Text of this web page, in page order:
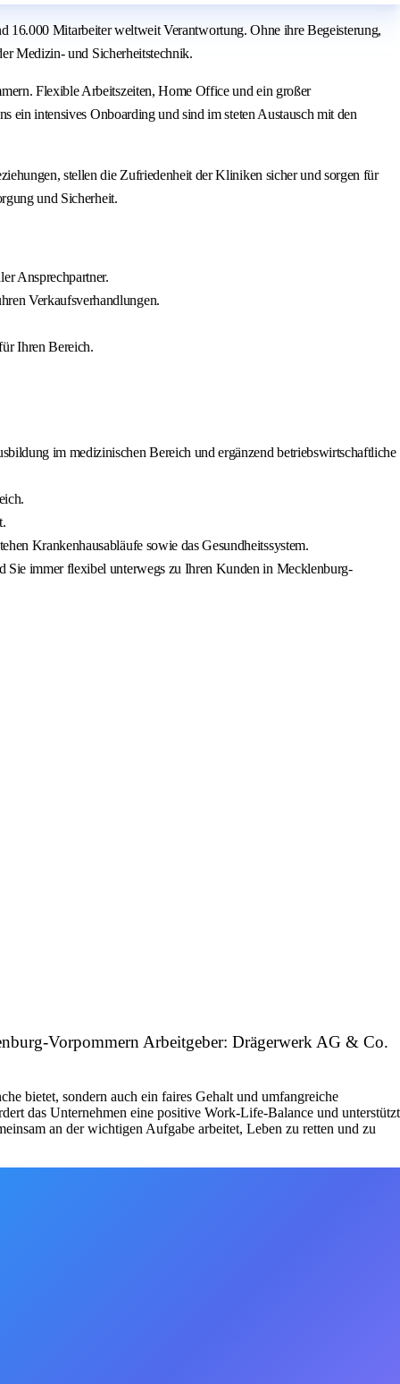
16.000 Mitarbeiter weltweit Verantwortung. Ohne ihre Begeisterung,
Medizin- und Sicherheitstechnik.
Flexible Arbeitszeiten, Home Office und ein großer
ein intensives Onboarding und sind im steten Austausch mit den
stellen die Zufriedenheit der Kliniken sicher und sorgen für
und Sicherheit.
Ansprechpartner.
Verkaufsverhandlungen.
Ihren Bereich.
im medizinischen Bereich und ergänzend betriebswirtschaftliche
Krankenhausabläufe sowie das Gesundheitssystem.
Sie immer flexibel unterwegs zu Ihren Kunden in Mecklenburg-
Vorpommern Arbeitgeber: Drägerwerk AG & Co.
bietet, sondern auch ein faires Gehalt und umfangreiche
das Unternehmen eine positive Work-Life-Balance und unterstützt
an der wichtigen Aufgabe arbeitet, Leben zu retten und zu